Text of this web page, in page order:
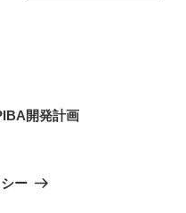
開発計画
ー